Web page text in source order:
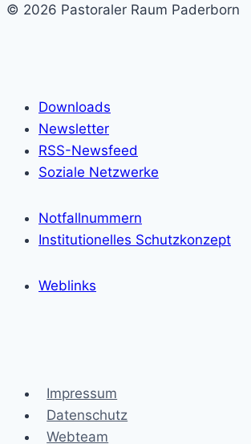
© 2026 Pastoraler Raum Paderborn
Downloads
Newsletter
RSS-Newsfeed
Soziale Netzwerke
Notfallnummern
Institutionelles Schutzkonzept
Weblinks
Impressum
Datenschutz
Webteam